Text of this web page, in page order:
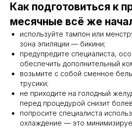
Как подготовиться к
месячные всё же
используйте тампон или
зона эпиляции — бикини;
предупредите специалиста,
обеспечить дополнительный
возьмите с собой сменное
трусики;
не приходите на голодный
перед процедурой снизит
попросите специалиста
охлаждение — это